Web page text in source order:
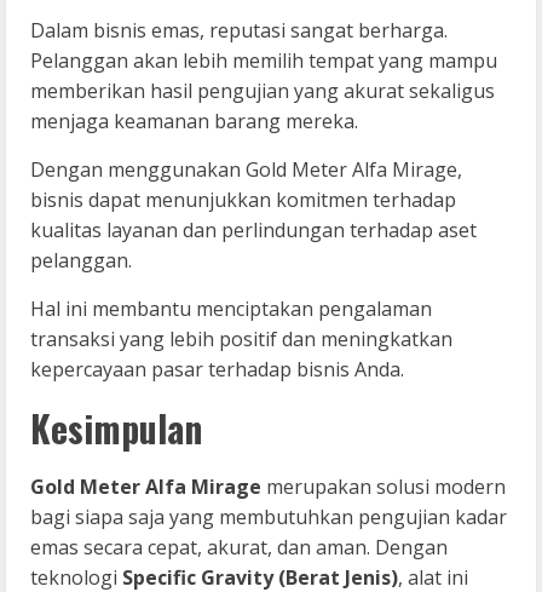
Dalam bisnis emas, reputasi sangat berharga.
Pelanggan akan lebih memilih tempat yang mampu
memberikan hasil pengujian yang akurat sekaligus
menjaga keamanan barang mereka.
Dengan menggunakan Gold Meter Alfa Mirage,
bisnis dapat menunjukkan komitmen terhadap
kualitas layanan dan perlindungan terhadap aset
pelanggan.
Hal ini membantu menciptakan pengalaman
transaksi yang lebih positif dan meningkatkan
kepercayaan pasar terhadap bisnis Anda.
Kesimpulan
Gold Meter Alfa Mirage merupakan solusi modern
bagi siapa saja yang membutuhkan pengujian kadar
emas secara cepat, akurat, dan aman. Dengan
teknologi Specific Gravity (Berat Jenis), alat ini